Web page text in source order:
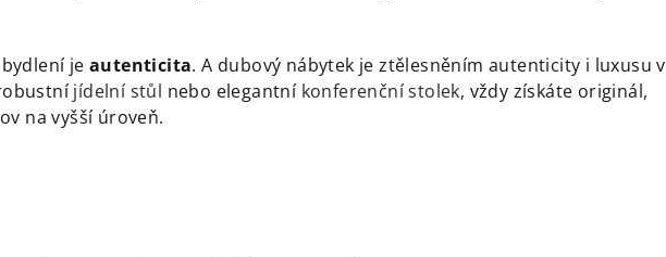
je autenticita. A dubový nábytek je ztělesněním autenticity i luxusu v
jídelní stůl nebo elegantní konferenční stolek, vždy získáte originál,
na vyšší úroveň.